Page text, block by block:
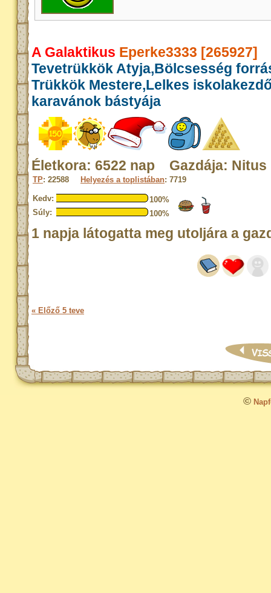
A Galaktikus Eperke3333 [265927]
Tevetrükkök Atyja,Bölcsesség
Trükkök Mestere,Lelkes
karavánok bástyája
Életkora: 6522 nap Gazdája: Nitus
TP: 22588 Helyezés a toplistában: 7719
Kedv:
100%
Súly:
100%
1 napja látogatta meg utoljára a
« Előző 5 teve
©